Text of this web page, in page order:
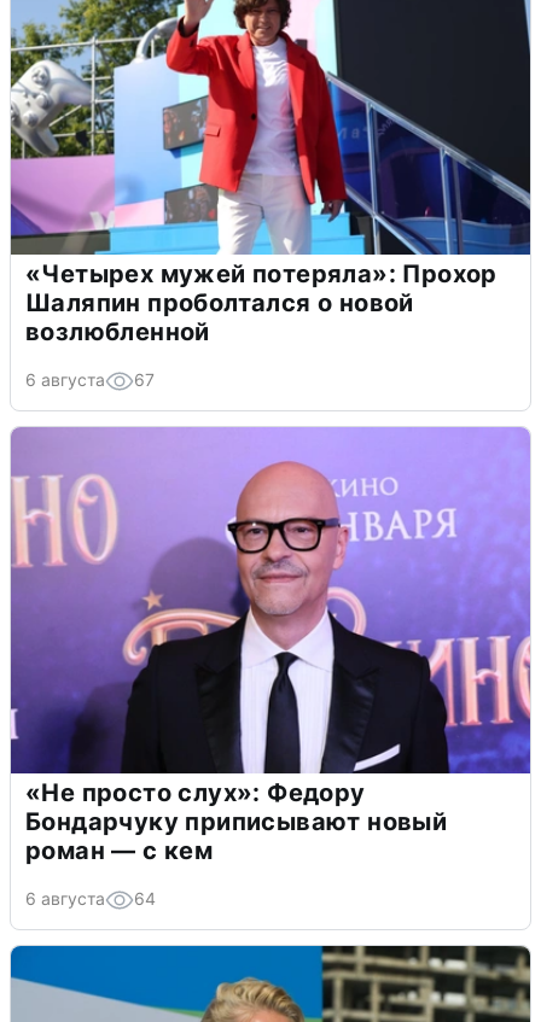
«Четырех мужей потеряла»: Прохор
Шаляпин проболтался о новой
возлюбленной
6 августа 67
«Не просто слух»: Федору
Бондарчуку приписывают новый
роман — с кем
6 августа 64